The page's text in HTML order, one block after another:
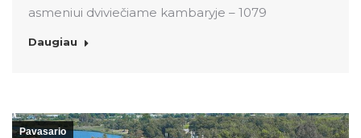
asmeniui dviviečiame kambaryje – 1079
Daugiau
Pavasario